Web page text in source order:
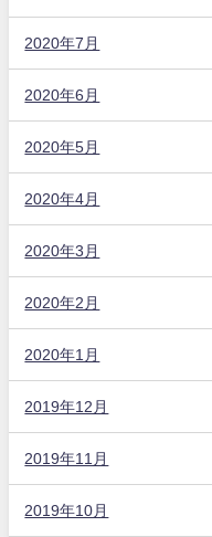
2020年7月
2020年6月
2020年5月
2020年4月
2020年3月
2020年2月
2020年1月
2019年12月
2019年11月
2019年10月